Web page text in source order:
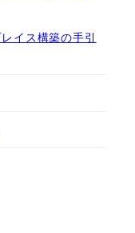
イス構築の手引